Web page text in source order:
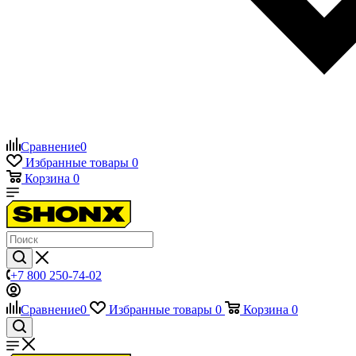
Сравнение0
Избранные товары 0
Корзина 0
+7 800 250-74-02
Сравнение0 Избранные товары 0 Корзина 0